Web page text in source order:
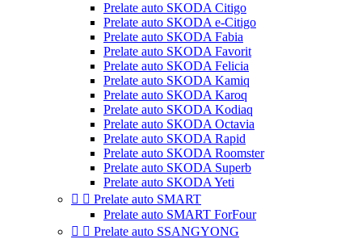
Prelate auto SKODA Citigo
Prelate auto SKODA e-Citigo
Prelate auto SKODA Fabia
Prelate auto SKODA Favorit
Prelate auto SKODA Felicia
Prelate auto SKODA Kamiq
Prelate auto SKODA Karoq
Prelate auto SKODA Kodiaq
Prelate auto SKODA Octavia
Prelate auto SKODA Rapid
Prelate auto SKODA Roomster
Prelate auto SKODA Superb
Prelate auto SKODA Yeti
  Prelate auto SMART
Prelate auto SMART ForFour
  Prelate auto SSANGYONG